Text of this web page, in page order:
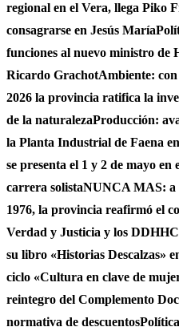
regional en el Vera, llega Piko
consagrarse en Jesús María
funciones al nuevo ministro de
Ricardo GrachotAmbiente:
2026 la provincia ratifica la
de la naturalezaProducción:
la Planta Industrial de Faena
se presenta el 1 y 2 de mayo en
carrera solistaNUNCA MAS: a
1976, la provincia reafirmó el
Verdad y Justicia y los DDHH
su libro «Historias Descalzas»
ciclo «Cultura en clave de
reintegro del Complemento
normativa de descuentos